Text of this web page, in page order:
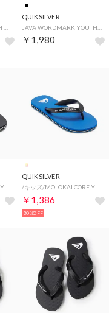
QUIKSILVER
￥1,980
QUIKSILVER
/キッズ/MOLOKAI CORE YOUTH （BYJ1）
￥1,386
30%OFF